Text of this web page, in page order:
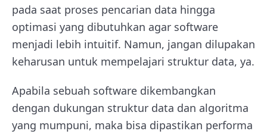
pada saat proses pencarian data hingga
optimasi yang dibutuhkan agar software
menjadi lebih intuitif. Namun, jangan dilupakan
keharusan untuk mempelajari struktur data, ya.
Apabila sebuah software dikembangkan
dengan dukungan struktur data dan algoritma
yang mumpuni, maka bisa dipastikan performa